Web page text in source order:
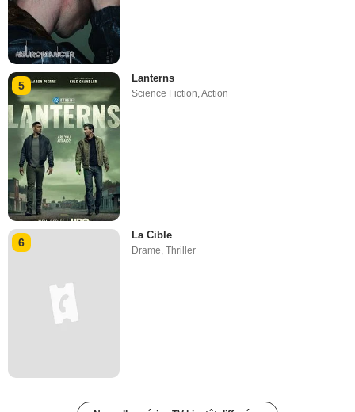
5
Lanterns
Science Fiction ,Action
6
La Cible
Drame,Thriller